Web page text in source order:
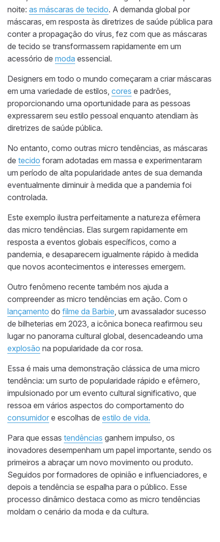
noite: as máscaras de tecido. A demanda global por
máscaras, em resposta às diretrizes de saúde pública para
conter a propagação do vírus, fez com que as máscaras
de tecido se transformassem rapidamente em um
acessório de moda essencial.
Designers em todo o mundo começaram a criar máscaras
em uma variedade de estilos, cores e padrões,
proporcionando uma oportunidade para as pessoas
expressarem seu estilo pessoal enquanto atendiam às
diretrizes de saúde pública.
No entanto, como outras micro tendências, as máscaras
de tecido foram adotadas em massa e experimentaram
um período de alta popularidade antes de sua demanda
eventualmente diminuir à medida que a pandemia foi
controlada.
Este exemplo ilustra perfeitamente a natureza efêmera
das micro tendências. Elas surgem rapidamente em
resposta a eventos globais específicos, como a
pandemia, e desaparecem igualmente rápido à medida
que novos acontecimentos e interesses emergem.
Outro fenômeno recente também nos ajuda a
compreender as micro tendências em ação. Com o
lançamento do filme da Barbie, um avassalador sucesso
de bilheterias em 2023, a icônica boneca reafirmou seu
lugar no panorama cultural global, desencadeando uma
explosão na popularidade da cor rosa.
Essa é mais uma demonstração clássica de uma micro
tendência: um surto de popularidade rápido e efêmero,
impulsionado por um evento cultural significativo, que
ressoa em vários aspectos do comportamento do
consumidor e escolhas de estilo de vida.
Para que essas tendências ganhem impulso, os
inovadores desempenham um papel importante, sendo os
primeiros a abraçar um novo movimento ou produto.
Seguidos por formadores de opinião e influenciadores, e
depois a tendência se espalha para o público. Esse
processo dinâmico destaca como as micro tendências
moldam o cenário da moda e da cultura.